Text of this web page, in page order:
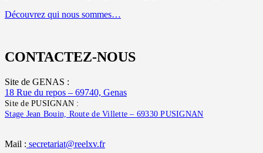
Découvrez qui nous sommes…
CONTACTEZ-NOUS
Site de GENAS :
18 Rue du repos – 69740, Genas
Site de PUSIGNAN :
Stage Jean Bouin, Route de Villette – 69330 PUSIGNAN
Mail : secretariat@reelxv.fr